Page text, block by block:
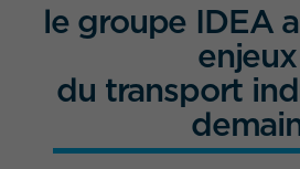
Our
BUSINESS SECTORS
le groupe IDEA
enjeux
du transport